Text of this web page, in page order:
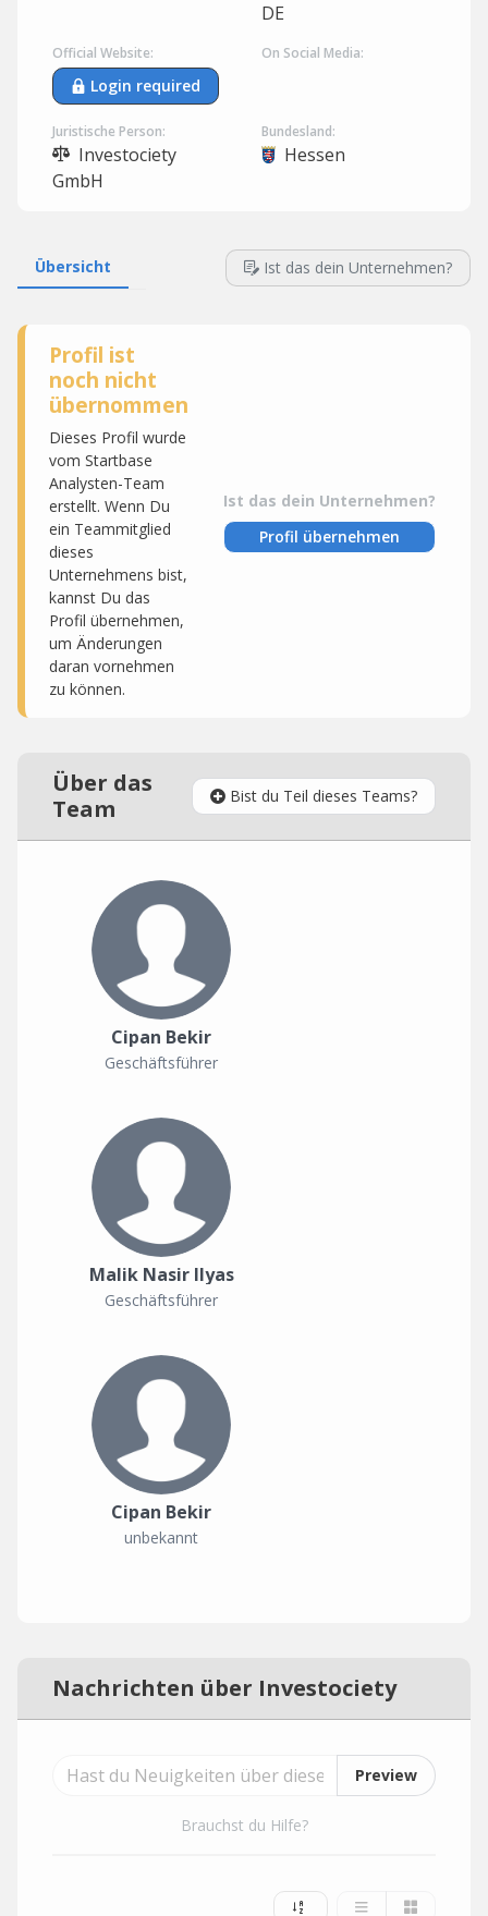
DE
Official Website:
Login required
On Social Media:
Juristische Person:
Investociety
GmbH
Bundesland:
Hessen
Übersicht Ist das dein Unternehmen?
Profil ist
noch nicht
übernommen
Dieses Profil wurde
vom Startbase
Analysten-Team
erstellt. Wenn Du
ein Teammitglied
dieses
Unternehmens bist,
kannst Du das
Profil übernehmen,
um Änderungen
daran vornehmen
zu können.
Ist das dein Unternehmen?
Profil übernehmen
Über das
Team
Bist du Teil dieses Teams?
Cipan Bekir
Geschäftsführer
Malik Nasir Ilyas
Geschäftsführer
Cipan Bekir
unbekannt
Nachrichten über Investociety
Preview
Brauchst du Hilfe?